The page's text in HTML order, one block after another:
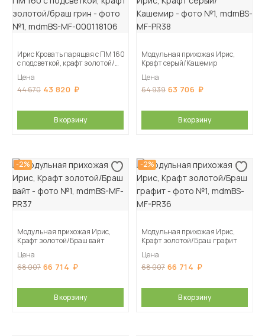
Ирис Кровать парящая с ПМ 160
с подсветкой, крафт золотой/
Цена
44 670 43 820
В корзину
Модульная прихожая Ирис,
Крафт серый/Кашемир
Цена
64 939 63 706
В корзину
-2%
Модульная прихожая Ирис,
Крафт золотой/Браш вайт
Цена
68 007 66 714
В корзину
-2%
Модульная прихожая Ирис,
Крафт золотой/Браш графит
Цена
68 007 66 714
В корзину